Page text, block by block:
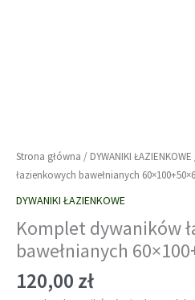
Strona główna / DYWANIKI ŁAZIENKOWE
łazienkowych bawełnianych
DYWANIKI ŁAZIENKOWE
Komplet dywaników
bawełnianych
120,00 zł